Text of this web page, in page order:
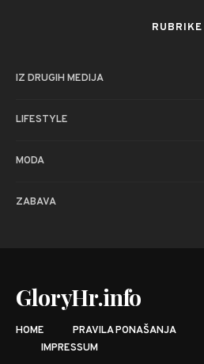
RUBRIKE
IZ DRUGIH MEDIJA
LIFESTYLE
MODA
ZABAVA
GloryHr.info
HOME PRAVILA PONAŠANJA
IMPRESSUM